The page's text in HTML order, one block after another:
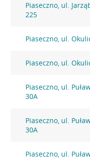
Piaseczno, ul.
225
Piaseczno, ul.
Piaseczno, ul.
Piaseczno, ul.
30A
Piaseczno, ul.
30A
Piaseczno, ul.